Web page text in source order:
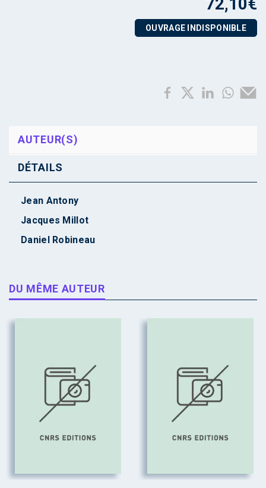
OUVRAGE INDISPONIBLE
AUTEUR(S)
DÉTAILS
Jean Antony
Jacques Millot
Daniel Robineau
DU MÊME AUTEUR